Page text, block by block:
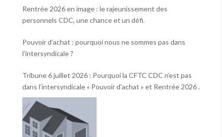
Rentrée 2026 en image : le rajeunissement des
personnels CDC, une chance et un défi.
Pouvoir d’achat : pourquoi nous ne sommes pas dans
l’intersyndicale ?
Tribune 6 juillet 2026 : Pourquoi la CFTC CDC n’est pas
dans l’intersyndicale « Pouvoir d’achat » et Rentrée 2026 .